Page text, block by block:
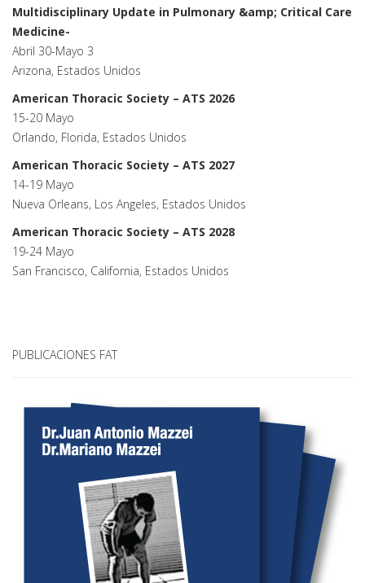
Multidisciplinary Update in Pulmonary &amp; Critical Care
Medicine-
Abril 30-Mayo 3
Arizona, Estados Unidos
American Thoracic Society – ATS 2026
15-20 Mayo
Orlando, Florida, Estados Unidos
American Thoracic Society – ATS 2027
14-19 Mayo
Nueva Orleans, Los Angeles, Estados Unidos
American Thoracic Society – ATS 2028
19-24 Mayo
San Francisco, California, Estados Unidos
PUBLICACIONES FAT